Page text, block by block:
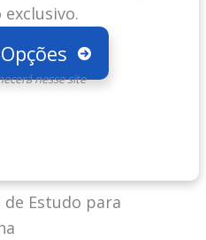
exclusivo.
nesse site
Estudo para